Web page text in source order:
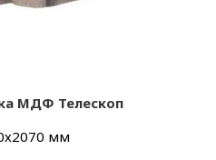
МДФ Телескоп
мм